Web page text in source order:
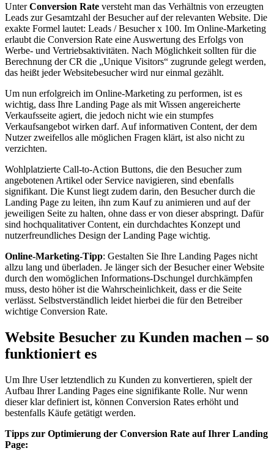
UnterConversion Rate versteht man das Verhältnis von erzeugten
Leads zur Gesamtzahl der Besucher auf der relevanten Website. Die
exakte Formel lautet: Leads / Besucher x 100. Im Online-Marketing
erlaubt die Conversion Rate eine Auswertung des Erfolgs von
Werbe- und Vertriebsaktivitäten. Nach Möglichkeit sollten für die
Berechnung der CR die „Unique Visitors“ zugrunde gelegt werden,
das heißt jeder Websitebesucher wird nur einmal gezählt.
Um nun erfolgreich im Online-Marketing zu performen, ist es
wichtig, dass Ihre Landing Page als mit Wissen angereicherte
Verkaufsseite agiert, die jedoch nicht wie ein stumpfes
Verkaufsangebot wirken darf. Auf informativen Content, der dem
Nutzer zweifellos alle möglichen Fragen klärt, ist also nicht zu
verzichten.
Wohlplatzierte Call-to-Action Buttons, die den Besucher zum
angebotenen Artikel oder Service navigieren, sind ebenfalls
signifikant. Die Kunst liegt zudem darin, den Besucher durch die
Landing Page zu leiten, ihn zum Kauf zu animieren und auf der
jeweiligen Seite zu halten, ohne dass er von dieser abspringt. Dafür
sind hochqualitativer Content, ein durchdachtes Konzept und
nutzerfreundliches Design der Landing Page wichtig.
Online-Marketing-Tipp: Gestalten Sie Ihre Landing Pages nicht
allzu lang und überladen. Je länger sich der Besucher einer Website
durch den womöglichen Informations-Dschungel durchkämpfen
muss, desto höher ist die Wahrscheinlichkeit, dass er die Seite
verlässt. Selbstverständlich leidet hierbei die für den Betreiber
wichtige Conversion Rate.
Website Besucher zu Kunden machen – so
funktioniert es
Um Ihre User letztendlich zu Kunden zu konvertieren, spielt der
Aufbau Ihrer Landing Pages eine signifikante Rolle. Nur wenn
dieser klar definiert ist, können Conversion Rates erhöht und
bestenfalls Käufe getätigt werden.
Tipps zur Optimierung der Conversion Rate auf Ihrer Landing
Page: